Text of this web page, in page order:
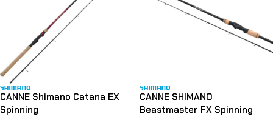
CANNE Shimano Catana EX
Spinning
CANNE SHIMANO
Beastmaster FX Spinning